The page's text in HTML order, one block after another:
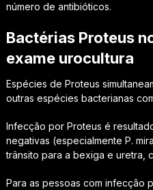
número de antibióticos.
Bactérias Proteus
exame urocultura
Espécies de Proteus
outras espécies bacterianas
Infecção por Proteus é
negativas (especialmente P.
trânsito para a bexiga e uretra,
Para as pessoas com infecção